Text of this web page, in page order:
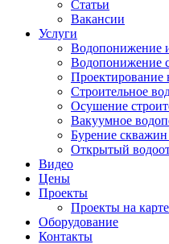
Статьи
Вакансии
Услуги
Водопонижение
Водопонижение
Проектирование
Строительное
Осушение
Вакуумное
Бурение
Открытый
Видео
Цены
Проекты
Проекты на
Оборудование
Контакты